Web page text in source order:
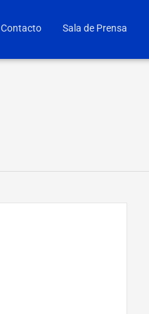
Contacto Sala de Prensa